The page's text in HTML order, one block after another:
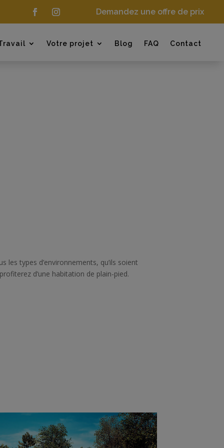
Demandez une offre de prix
Votre projet Blog FAQ Contact
types d’environnements, qu’ils soient
d’une habitation de plain-pied.